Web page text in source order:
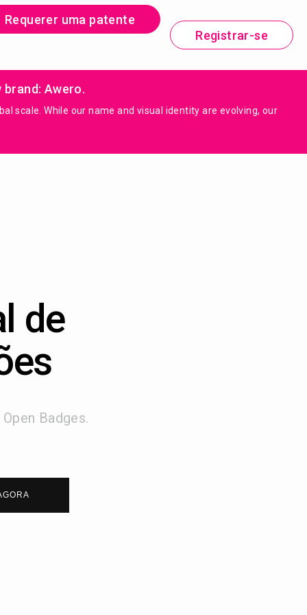
Requerer uma patente
Registrar-se
Awero.
scale. While our name and visual identity are evolving, our
de
Badges.